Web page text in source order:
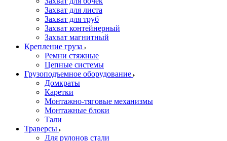
Захват для листа
Захват для труб
Захват контейнерный
Захват магнитный
Крепление груза
Ремни стяжные
Цепные системы
Грузоподъемное оборудование
Домкраты
Каретки
Монтажно-тяговые механизмы
Монтажные блоки
Тали
Траверсы
Для рулонов стали